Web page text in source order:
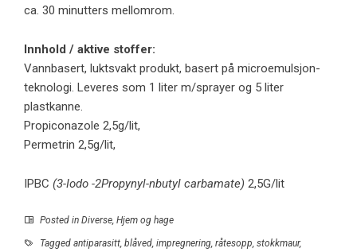
ca. 30 minutters mellomrom.
Innhold / aktive stoffer:
Vannbasert, luktsvakt produkt, basert på microemulsjon-
teknologi. Leveres som 1 liter m/sprayer og 5 liter
plastkanne.
Propiconazole 2,5g/lit,
Permetrin 2,5g/lit,
IPBC (3-Iodo -2Propynyl-nbutyl carbamate) 2,5G/lit
Posted in Diverse, Hjem og hage
Tagged antiparasitt, blåved, impregnering, råtesopp, stokkmaur,